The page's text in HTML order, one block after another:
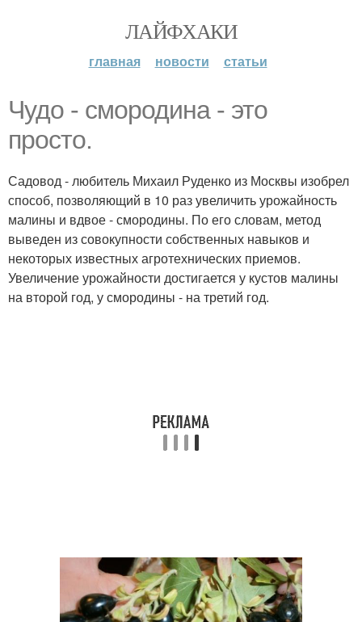
ЛАЙФХАКИ
главная новости статьи
Чудо - смородина - это
просто.
Садовод - любитель Михаил Руденко из Москвы изобрел
способ, позволяющий в 10 раз увеличить урожайность
малины и вдвое - смородины. По его словам, метод
выведен из совокупности собственных навыков и
некоторых известных агротехнических приемов.
Увеличение урожайности достигается у кустов малины
на второй год, у смородины - на третий год.